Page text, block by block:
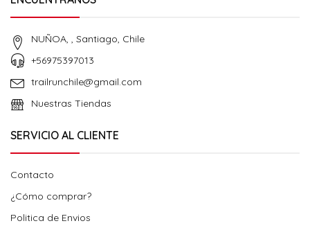
NUÑOA, , Santiago, Chile
+56975397013
trailrunchile@gmail.com
Nuestras Tiendas
SERVICIO AL CLIENTE
Contacto
¿Cómo comprar?
Politica de Envios